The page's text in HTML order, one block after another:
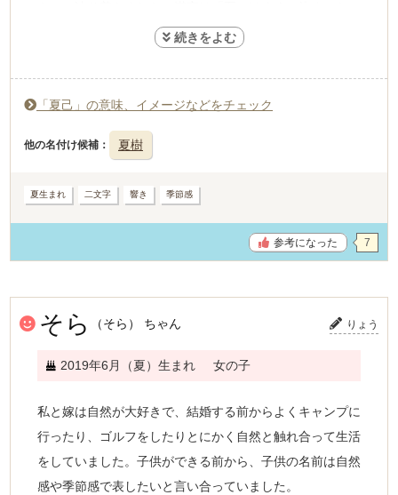
ですが、2文字目をどうするか悩みました。本屋さんで名
「夏樹」と「夏己」に絞られたのですが、「夏樹」は画数
が多くて将来可愛そうだという話になり、「夏己」に決ま
りました。画数は決まったあとで一応ネットで調べまし
た。己を強く持って生きていってほしいという意味が込め
います。両親には命名紙を買って生まれたその日にお披露
「夏己」の意味、イメージなどをチェック
他の名付け候補 夏樹
夏生まれ 二文字 響き 季節感
参考になった 7
そら （そら） ちゃん りょう
2019年6月（夏）生まれ 女の子
私と嫁は自然が大好きで、結婚する前からよくキャンプに
行ったり、ゴルフをしたりとにかく自然と触れ合って生活
をしていました。子供ができる前から、子供の名前は自然
感や季節感で表したいと言い合っていました。